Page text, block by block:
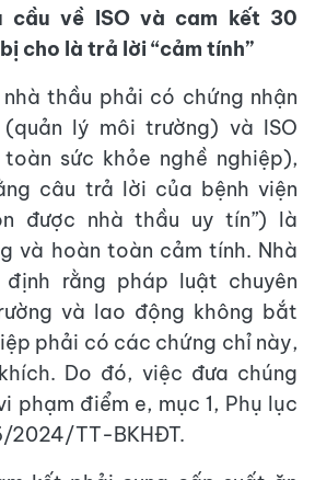
cầu về ISO và cam kết 30
cho là trả lời “cảm tính”
thầu phải có chứng nhận
(quản lý môi trường) và ISO
toàn sức khỏe nghề nghiệp),
câu trả lời của bệnh viện
được nhà thầu uy tín”) là
và hoàn toàn cảm tính. Nhà
rằng pháp luật chuyên
và lao động không bắt
phải có các chứng chỉ này,
Do đó, việc đưa chúng
phạm điểm e, mục 1, Phụ lục
2024/TT-BKHĐT.